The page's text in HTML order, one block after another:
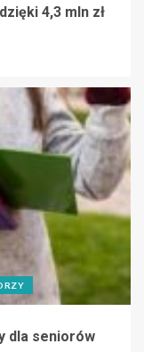
4,3 mln zł
dla seniorów